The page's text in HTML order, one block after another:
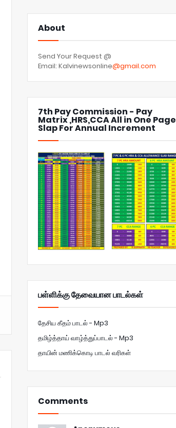
About
Send Your Request @
Email: Kalvinewsonline@gmail.com
7th Pay Commission - Pay
Matrix ,HRS,CCA All in One Page
Slap For Annual Increment
பள்ளிக்கு தேவையான பாடல்கள்
தேசிய கீதம் பாடல் - Mp3
தமிழ்த்தாய் வாழ்த்துப்பாடல் - Mp3
தாயின் மணிக்கொடி பாடல் வரிகள்
Comments